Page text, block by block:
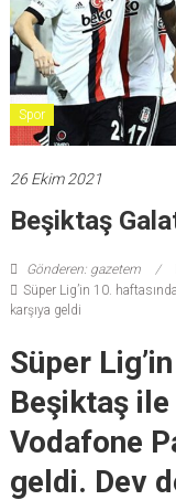
Spor
26 Ekim 2021
Beşiktaş
Gönderen: gazetem
Süper Lig’in 10.
karşıya geldi
Süper
Beşiktaş
Vodafone
geldi. Dev